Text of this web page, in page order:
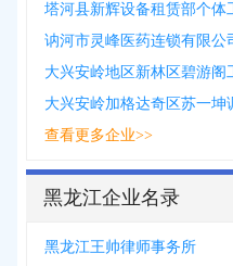
塔河县新辉设备租赁部个体
讷河市灵峰医药连锁有限公
大兴安岭地区新林区碧游阁
大兴安岭加格达奇区苏一坤
查看更多企业>>
黑龙江企业名录
黑龙江王帅律师事务所